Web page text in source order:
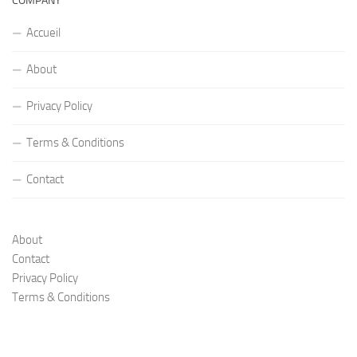
Accueil
About
Privacy Policy
Terms & Conditions
Contact
About
Contact
Privacy Policy
Terms & Conditions